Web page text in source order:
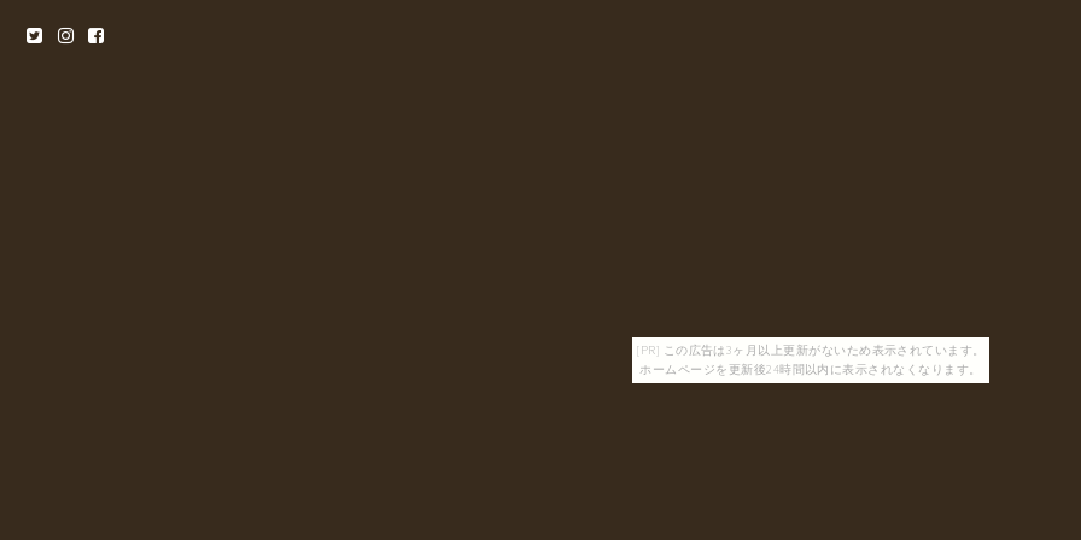
[PR] この広告は3ヶ月以上更新がないため表示されています。
ホームページを更新後24時間以内に表示されなくなります。